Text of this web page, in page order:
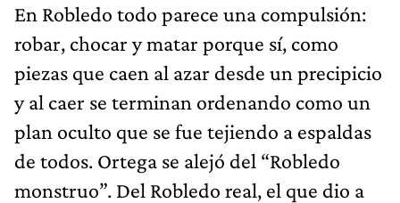
En Robledo todo parece una compulsión:
robar, chocar y matar porque sí, como
piezas que caen al azar desde un precipicio
y al caer se terminan ordenando como un
plan oculto que se fue tejiendo a espaldas
de todos. Ortega se alejó del “Robledo
monstruo”. Del Robledo real, el que dio a